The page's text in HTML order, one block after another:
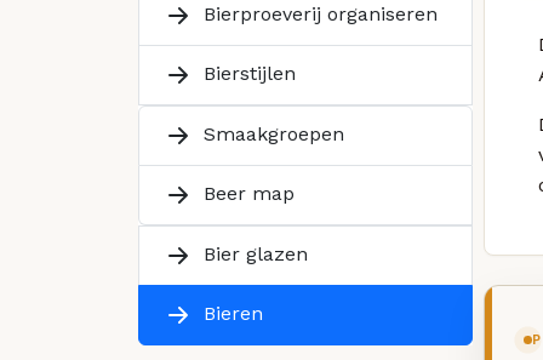
Bierproeverij organiseren
Bierstijlen
Smaakgroepen
Beer map
Bier glazen
Bieren